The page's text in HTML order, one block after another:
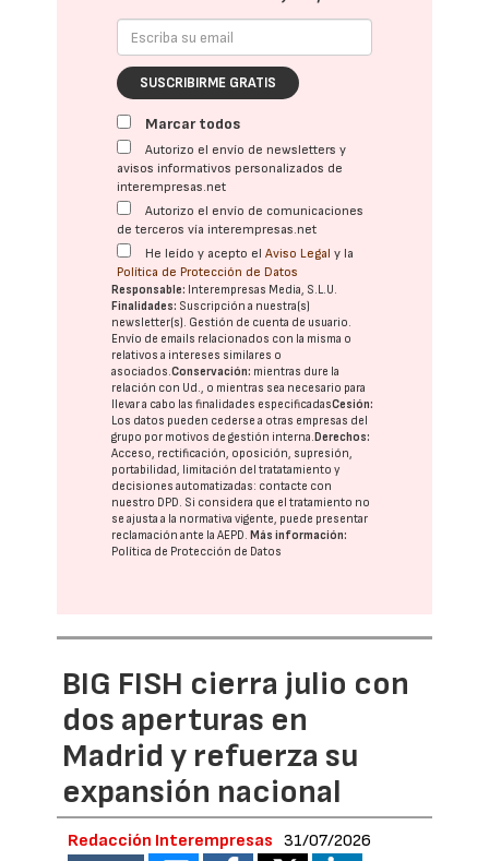
SUSCRIBIRME GRATIS
Marcar todos
Autorizo el envío de newsletters y
avisos informativos personalizados de
interempresas.net
Autorizo el envío de comunicaciones
de terceros vía interempresas.net
He leído y acepto elAviso Legal y la
Política de Protección de Datos
Responsable: Interempresas Media, S.L.U.
Finalidades: Suscripción a nuestra(s)
newsletter(s). Gestión de cuenta de usuario.
Envío de emails relacionados con la misma o
relativos a intereses similares o
asociados.Conservación: mientras dure la
relación con Ud., o mientras sea necesario para
llevar a cabo las finalidades especificadasCesión:
Los datos pueden cederse a otras empresas del
grupo por motivos de gestión interna. Derechos:
Acceso, rectificación, oposición, supresión,
portabilidad, limitación del tratatamiento y
decisiones automatizadas: contacte con
nuestro DPD. Si considera que el tratamiento no
se ajusta a la normativa vigente, puede presentar
reclamación ante laAEPD. Más información:
Política de Protección de Datos
BIG FISH cierra julio con
dos aperturas en
Madrid y refuerza su
expansión nacional
Redacción Interempresas 31/07/2026